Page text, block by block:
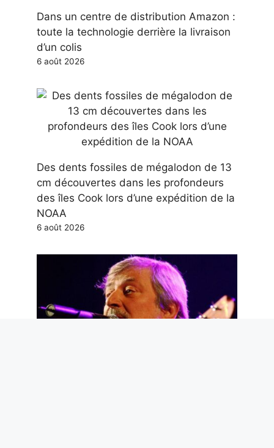
Dans un centre de distribution Amazon :
toute la technologie derrière la livraison
d’un colis
6 août 2026
Des dents fossiles de mégalodon de 13
cm découvertes dans les profondeurs
des îles Cook lors d’une expédition de la
NOAA
6 août 2026